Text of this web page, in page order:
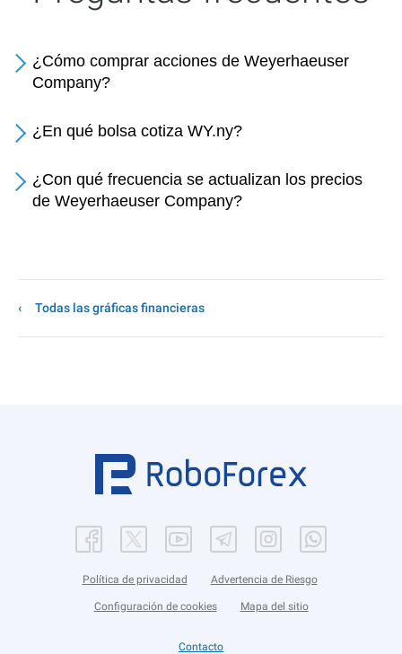
¿Cómo comprar acciones de Weyerhaeuser
Company?
¿En qué bolsa cotiza WY.ny?
¿Con qué frecuencia se actualizan los precios
de Weyerhaeuser Company?
Todas las gráficas financieras
Política de privacidad Advertencia de Riesgo
Configuración de cookies Mapa del sitio
Contacto